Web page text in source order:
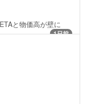
と物価高が壁に
1日前